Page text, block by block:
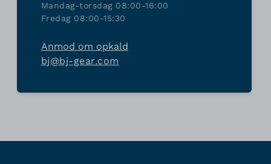
Mandag-torsdag 08:00-16:00
Fredag 08:00-15:30
Anmod om opkald
bj@bj-gear.com